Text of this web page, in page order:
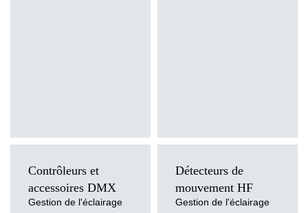
Contrôleurs et
accessoires DMX
Gestion de l'éclairage
Détecteurs de
mouvement HF
Gestion de l'éclairage